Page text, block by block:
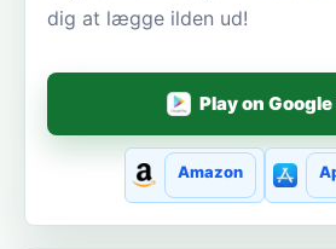
dig at lægge ilden ud!
Play on
Amazon